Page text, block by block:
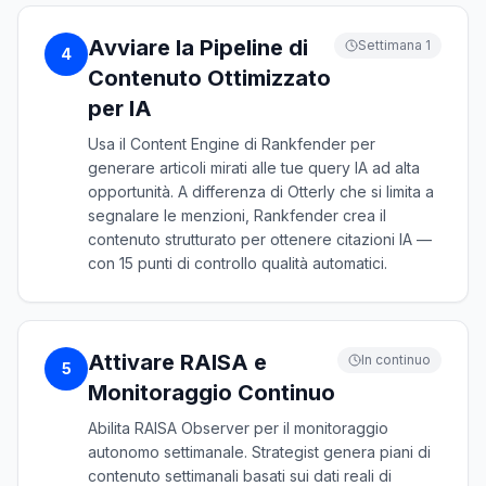
4
Avviare la Pipeline di
Contenuto Ottimizzato
per IA
Settimana 1
Usa il Content Engine di Rankfender per
generare articoli mirati alle tue query IA ad alta
opportunità. A differenza di Otterly che si limita a
segnalare le menzioni, Rankfender crea il
contenuto strutturato per ottenere citazioni IA —
con 15 punti di controllo qualità automatici.
5
Attivare RAISA e
Monitoraggio Continuo
In continuo
Abilita RAISA Observer per il monitoraggio
autonomo settimanale. Strategist genera piani di
contenuto settimanali basati sui dati reali di